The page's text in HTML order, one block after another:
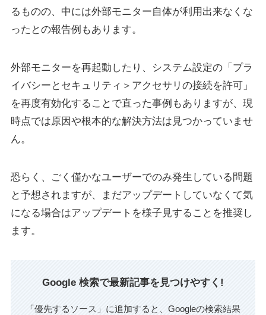
るものの、中には外部モニター自体が利用出来なくな
ったとの報告例もあります。
外部モニターを再起動したり、システム設定の「プラ
イバシーとセキュリティ＞アクセサリの接続を許可」
を再度有効化することで直った事例もありますが、現
時点では原因や根本的な解決方法は見つかっていませ
ん。
恐らく、ごく僅かなユーザーでのみ発生している問題
と予想されますが、まだアップデートしていなくて気
になる場合はアップデートを様子見することを推奨し
ます。
Google 検索で最新記事を見つけやすく!
「優先するソース」に追加すると、Googleの検索結果